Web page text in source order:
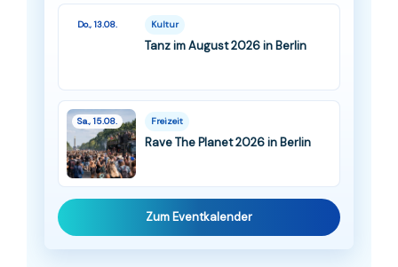
Do., 13.08. Kultur
Tanz im August 2026 in Berlin
Sa., 15.08. Freizeit
Rave The Planet 2026 in Berlin
Zum Eventkalender